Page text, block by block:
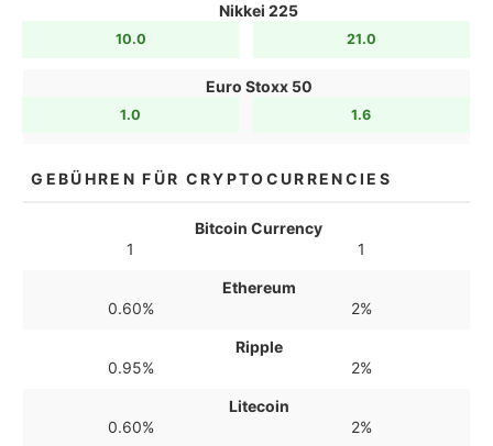
Nikkei 225
10.0 21.0
Euro Stoxx 50
1.0 1.6
GEBÜHREN FÜR CRYPTOCURRENCIES
Bitcoin Currency
1
1
Ethereum
0.60%
2%
Ripple
0.95%
2%
Litecoin
0.60%
2%